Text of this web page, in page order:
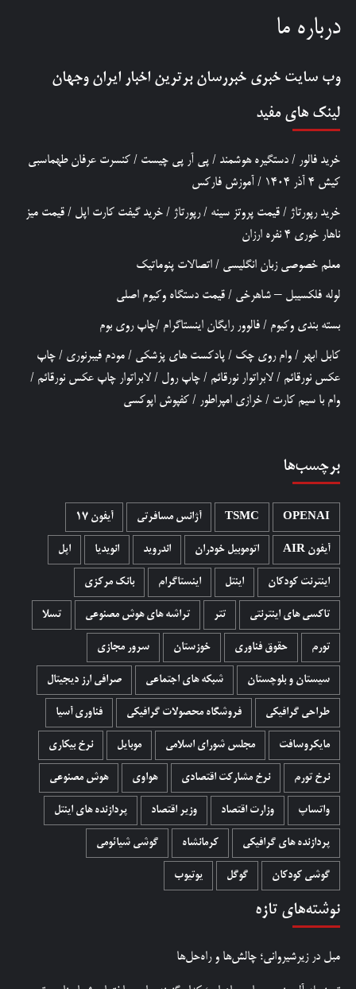
درباره ما
وب سایت خبری خبررسان برترین اخبار ایران وجهان
لینک های مفید
خرید فالور / دستگیره هوشمند / پی آر پی چیست / کنسرت عرفان طهماسبی
کیش 4 آذر 1404
/ آموزش فارکس
خرید رپورتاژ / قیمت پروتز سینه /رپورتاژ / خرید گیفت کارت اپل / قیمت میز
ناهار خوری 4 نفره ارزان
معلم خصوصی زبان انگلیسی / اتصالات پنوماتیک
لوله فلکسیبل – شاهرخی / قیمت دستگاه وکیوم اصلی
بسته بندی وکیوم / فالوور رایگان اینستاگرام /چاپ روی بوم
کابل ابهر / وام روی چک / پادکست های پزشکی / مودم فیبرنوری / چاپ
عکس نورقائم / لابراتوار نورقائم / چاپ رول / لابراتوار چاپ عکس نورقائم /
وام با سیم کارت / خرازی امپراطور / کفپوش اپوکسی
برچسب‌ها
OPENAI
TSMC آژانس مسافرتی آیفون 17
آیفون AIR اتوموبیل خودران اندروید انویدیا اپل
اینترنت کودکان اینتل اینستاگرام بانک مرکزی
تاکسی های اینترنتی تتر تراشه های هوش مصنوعی تسلا
تورم حقوق فناوری خوزستان سرور مجازی
سیستان و بلوچستان شبکه های اجتماعی صرافی ارز دیجیتال
طراحی گرافیکی فروشگاه محصولات گرافيکی فناوری آسیا
مایکروسافت مجلس شورای اسلامی موبایل نرخ بیکاری
نرخ تورم نرخ مشارکت اقتصادی هواوی هوش مصنوعی
واتساپ وزارت اقتصاد وزیر اقتصاد پردازنده های اینتل
پردازنده های گرافیکی کرمانشاه گوشی شیائومی
گوشی کودکان گوگل یوتیوب
نوشته‌های تازه
مبل در زیرشیروانی؛ چالش‌ها و راه‌حل‌ها